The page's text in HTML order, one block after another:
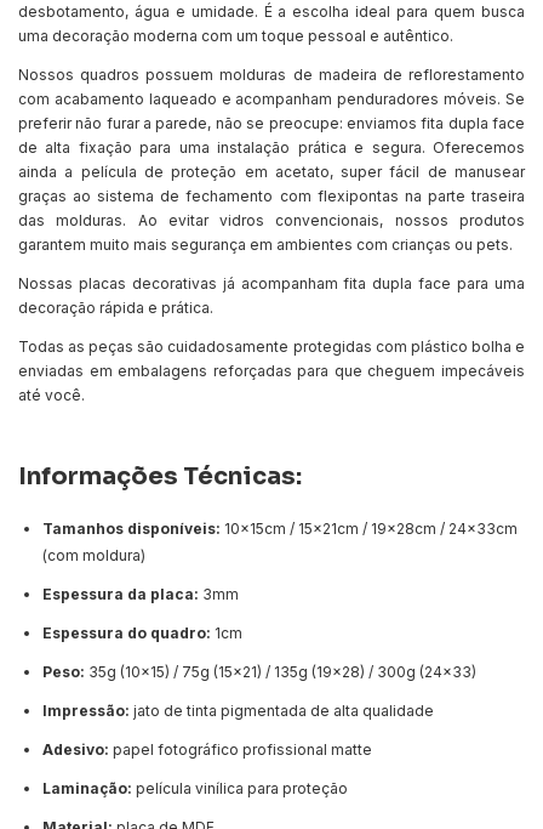
desbotamento, água e umidade. É a escolha ideal para quem busca
uma decoração moderna com um toque pessoal e autêntico.
Nossos quadros possuem molduras de madeira de reflorestamento
com acabamento laqueado e acompanham penduradores móveis. Se
preferir não furar a parede, não se preocupe: enviamos fita dupla face
de alta fixação para uma instalação prática e segura. Oferecemos
ainda a película de proteção em acetato, super fácil de manusear
graças ao sistema de fechamento com flexipontas na parte traseira
das molduras. Ao evitar vidros convencionais, nossos produtos
garantem muito mais segurança em ambientes com crianças ou pets.
Nossas placas decorativas já acompanham fita dupla face para uma
decoração rápida e prática.
Todas as peças são cuidadosamente protegidas com plástico bolha e
enviadas em embalagens reforçadas para que cheguem impecáveis
até você.
Informações Técnicas:
Tamanhos disponíveis: 10x15cm / 15x21cm / 19x28cm / 24x33cm
(com moldura)
Espessura da placa: 3mm
Espessura do quadro: 1cm
Peso: 35g (10x15) / 75g (15x21) / 135g (19x28) / 300g (24x33)
Impressão: jato de tinta pigmentada de alta qualidade
Adesivo: papel fotográfico profissional matte
Laminação: película vinílica para proteção